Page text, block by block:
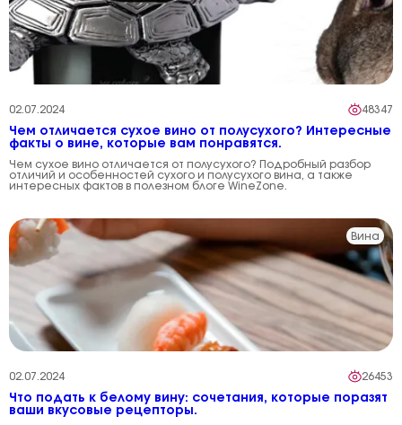
02.07.2024 48347
Чем отличается сухое вино от полусухого? Интересные
факты о вине, которые вам понравятся.
Чем сухое вино отличается от полусухого? Подробный разбор
отличий и особенностей сухого и полусухого вина, а также
интересных фактов в полезном блоге WineZone.
Вина
02.07.2024 26453
Что подать к белому вину: сочетания, которые поразят
ваши вкусовые рецепторы.